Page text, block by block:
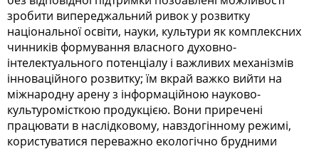
зробити випереджальний ривок у розвитку
національної освіти, науки, культури як комплексних
чинників формування власного духовно-
інтелектуального потенціалу і важливих механізмів
інноваційного розвитку; їм вкрай важко вийти на
міжнародну арену з інформаційною науково-
культуромісткою продукцією. Вони приречені
працювати в наслідковому, навздогінному режимі,
користуватися переважно екологічно брудними